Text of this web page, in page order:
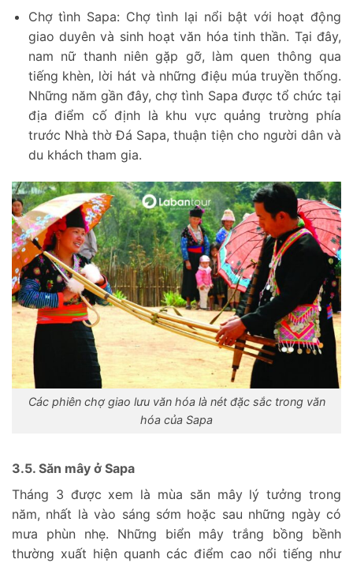
Chợ tình Sapa: Chợ tình lại nổi bật với hoạt động
giao duyên và sinh hoạt văn hóa tinh thần. Tại đây,
nam nữ thanh niên gặp gỡ, làm quen thông qua
tiếng khèn, lời hát và những điệu múa truyền thống.
Những năm gần đây, chợ tình Sapa được tổ chức tại
địa điểm cố định là khu vực quảng trường phía
trước Nhà thờ Đá Sapa, thuận tiện cho người dân và
du khách tham gia.
Các phiên chợ giao lưu văn hóa là nét đặc sắc trong văn
hóa của Sapa
3.5. Săn mây ở Sapa
Tháng 3 được xem là mùa săn mây lý tưởng trong
năm, nhất là vào sáng sớm hoặc sau những ngày có
mưa phùn nhẹ. Những biển mây trắng bồng bềnh
thường xuất hiện quanh các điểm cao nổi tiếng như